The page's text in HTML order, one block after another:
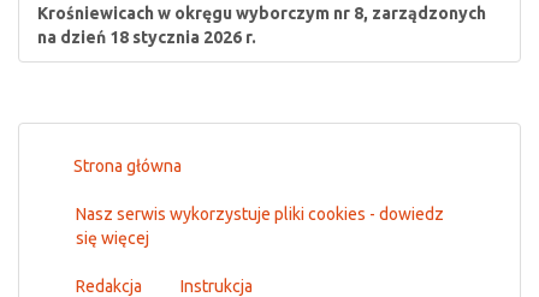
Krośniewicach w okręgu wyborczym nr 8, zarządzonych
na dzień 18 stycznia 2026 r.
Strona główna
Nasz serwis wykorzystuje pliki cookies - dowiedz
się więcej
Redakcja Instrukcja